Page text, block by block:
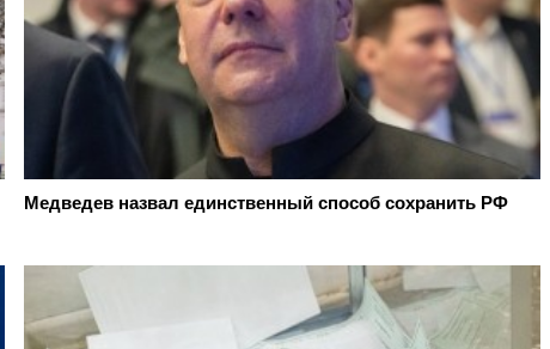
Медведев назвал единственный способ сохранить РФ